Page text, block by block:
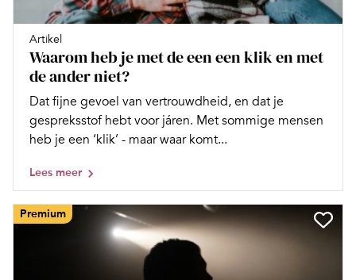
Artikel
Waarom heb je met de een een klik en met
de ander niet?
Dat fijne gevoel van vertrouwdheid, en dat je
gespreksstof hebt voor járen. Met sommige mensen
heb je een ‘klik’ - maar waar komt...
Lees meer
Premium